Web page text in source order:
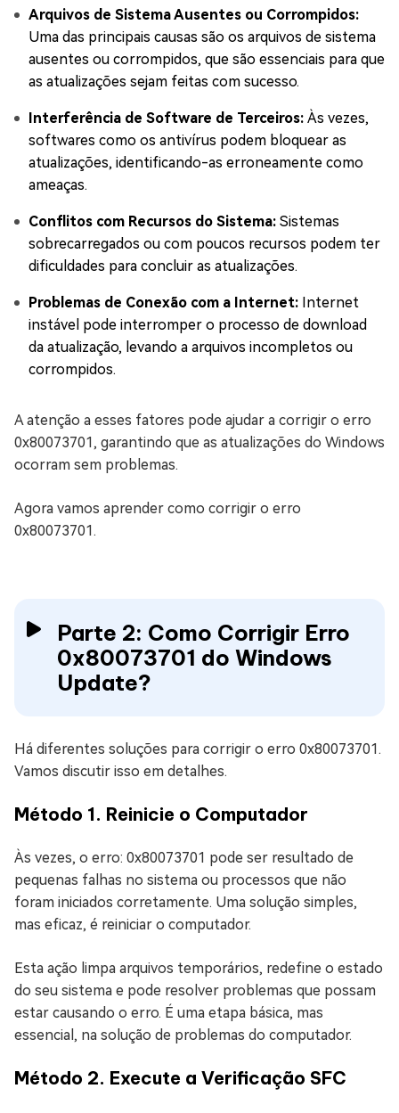
Arquivos de Sistema Ausentes ou Corrompidos:
Uma das principais causas são os arquivos de sistema
ausentes ou corrompidos, que são essenciais para que
as atualizações sejam feitas com sucesso.
Interferência de Software de Terceiros: Às vezes,
softwares como os antivírus podem bloquear as
atualizações, identificando-as erroneamente como
ameaças.
Conflitos com Recursos do Sistema: Sistemas
sobrecarregados ou com poucos recursos podem ter
dificuldades para concluir as atualizações.
Problemas de Conexão com a Internet: Internet
instável pode interromper o processo de download
da atualização, levando a arquivos incompletos ou
corrompidos.
A atenção a esses fatores pode ajudar a corrigir o erro
0x80073701, garantindo que as atualizações do Windows
ocorram sem problemas.
Agora vamos aprender como corrigir o erro
0x80073701.
Parte 2: Como Corrigir Erro
0x80073701 do Windows
Update?
Há diferentes soluções para corrigir o erro 0x80073701.
Vamos discutir isso em detalhes.
Método 1. Reinicie o Computador
Às vezes, o erro: 0x80073701 pode ser resultado de
pequenas falhas no sistema ou processos que não
foram iniciados corretamente. Uma solução simples,
mas eficaz, é reiniciar o computador.
Esta ação limpa arquivos temporários, redefine o estado
do seu sistema e pode resolver problemas que possam
estar causando o erro. É uma etapa básica, mas
essencial, na solução de problemas do computador.
Método 2. Execute a Verificação SFC